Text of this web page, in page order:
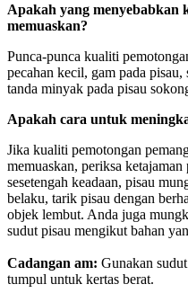
Apakah yang menyebabkan
memuaskan?
Punca-punca kualiti
pecahan kecil, gam pada
tanda minyak pada pisau
Apakah cara untuk
Jika kualiti pemotongan
memuaskan, periksa
sesetengah keadaan, pisau
belaku, tarik pisau dengan
objek lembut. Anda juga
sudut pisau mengikut bahan
Cadangan am: Gunakan
tumpul untuk kertas berat.